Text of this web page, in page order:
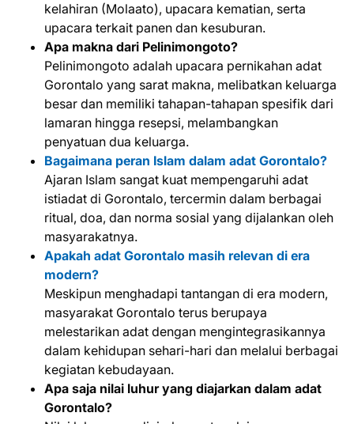
kelahiran (Molaato), upacara kematian, serta
upacara terkait panen dan kesuburan.
Apa makna dari Pelinimongoto?
Pelinimongoto adalah upacara pernikahan adat
Gorontalo yang sarat makna, melibatkan keluarga
besar dan memiliki tahapan-tahapan spesifik dari
lamaran hingga resepsi, melambangkan
penyatuan dua keluarga.
Bagaimana peran Islam dalam adat Gorontalo?
Ajaran Islam sangat kuat mempengaruhi adat
istiadat di Gorontalo, tercermin dalam berbagai
ritual, doa, dan norma sosial yang dijalankan oleh
masyarakatnya.
Apakah adat Gorontalo masih relevan di era
modern?
Meskipun menghadapi tantangan di era modern,
masyarakat Gorontalo terus berupaya
melestarikan adat dengan mengintegrasikannya
dalam kehidupan sehari-hari dan melalui berbagai
kegiatan kebudayaan.
Apa saja nilai luhur yang diajarkan dalam adat
Gorontalo?